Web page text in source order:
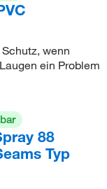
wenn
ein Problem
88
Typ